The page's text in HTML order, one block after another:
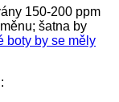
150-200 ppm
šatna by
boty by se měly